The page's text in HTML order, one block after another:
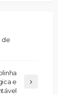
de
e